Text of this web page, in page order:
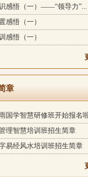
感悟（一）——“领导力”...
感悟（一）
感悟（一）
章
国学智慧研修班开始报名
理智慧培训班招生简章
易经风水培训班招生简章